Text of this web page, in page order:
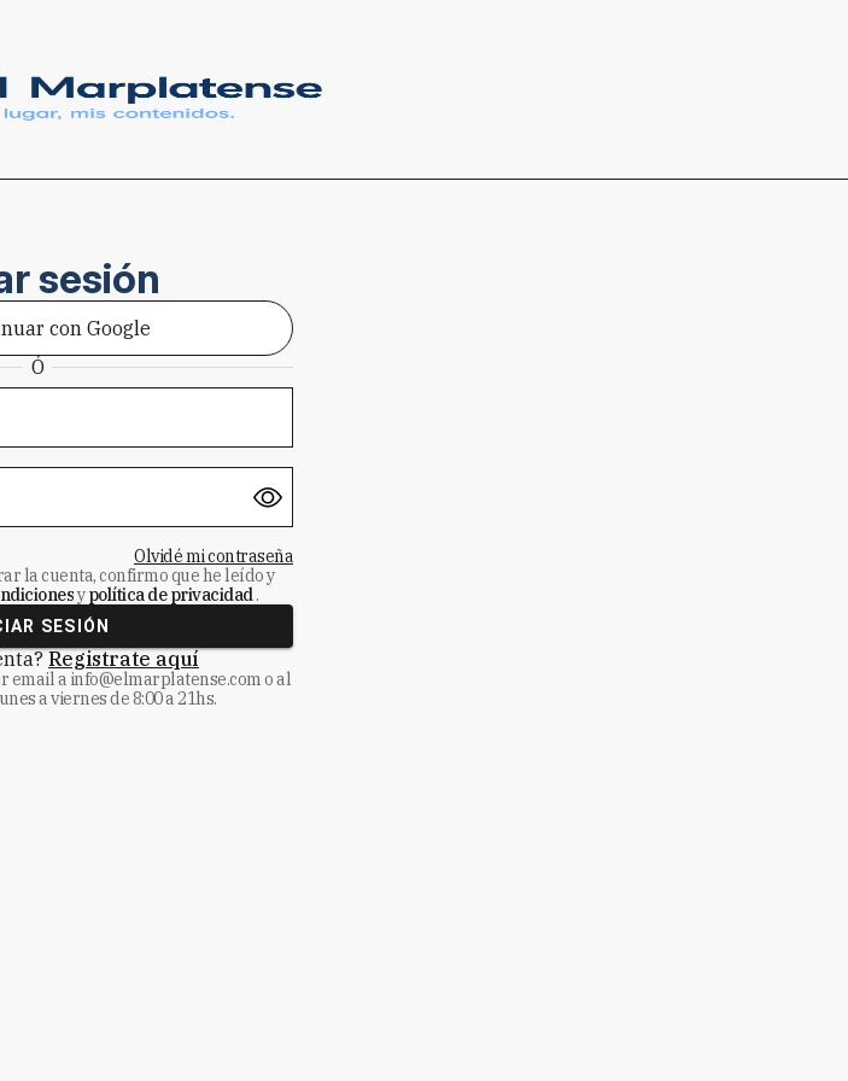
sesión
con Google
Ó
Olvidé mi contraseña
la cuenta, confirmo que he leído y
ypolítica de privacidad.
SESIÓN
Registrate aquí
email a info@elmarplatense.como al
a viernes de 8:00 a 21hs.